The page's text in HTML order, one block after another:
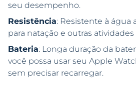
seu desempenho.
Resistência: Resistente à água
para natação e outras
Bateria: Longa duração da
você possa usar seu Apple
sem precisar recarregar.